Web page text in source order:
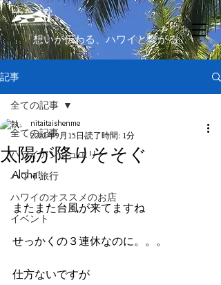
​「想いが伝わる、ハワイと繋がる」
記事
全ての記事
ハワイアンジュエリー
ハワイ旅行
ハワイのオススメのお店
イベント
全ての記事
太陽が降りそそぐ
nitaitaishenme
2022年9月15日 読了時間: 1分
Aloha!
またまた台風が来てますね
せっかくの３連休なのに。。。
仕方ないですが